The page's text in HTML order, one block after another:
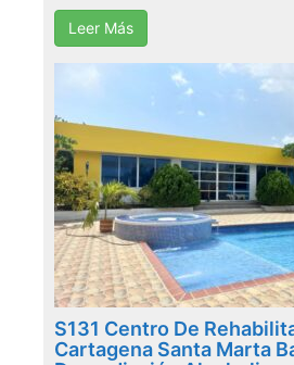
Leer Más
S131 Centro De
Cartagena Santa Marta